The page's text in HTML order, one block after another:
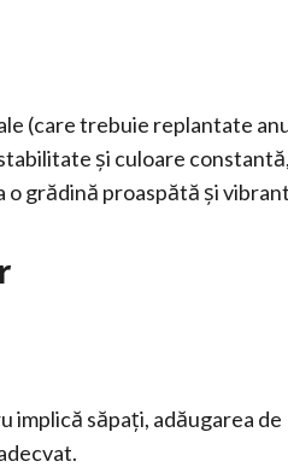
(care trebuie replantate
și culoare
o grădină proaspătă și
implică săpați, adăugarea de